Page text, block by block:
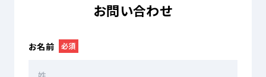
お問い合わせ
お名前 必須